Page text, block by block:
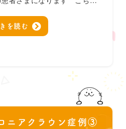
を読む
ニアクラウン症例③